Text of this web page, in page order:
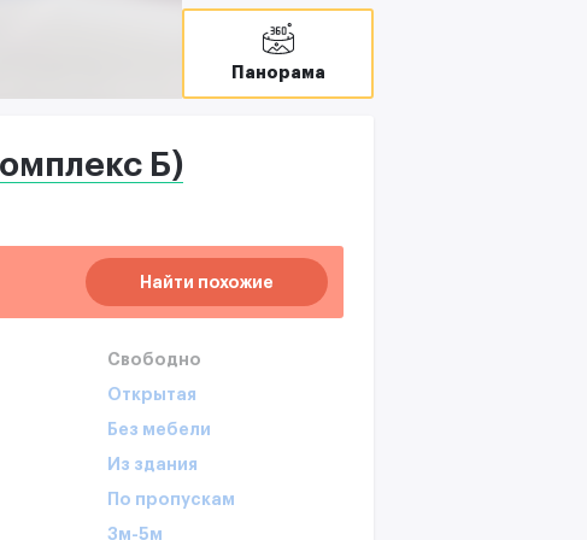
Панорама
Б)
Найти похожие
Свободно
Открытая
Без мебели
Из здания
По пропускам
3м-5м